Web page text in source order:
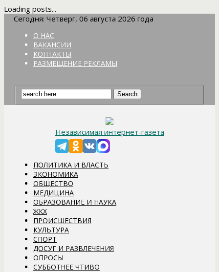
Loading posts...
Сегодня: Четверг, 06 августа 2026 года
О НАС
ВАКАНСИИ
КОНТАКТЫ
РАЗМЕЩЕНИЕ РЕКЛАМЫ
Независимая интернет-газета
ПОЛИТИКА И ВЛАСТЬ
ЭКОНОМИКА
ОБЩЕСТВО
МЕДИЦИНА
ОБРАЗОВАНИЕ И НАУКА
ЖКХ
ПРОИСШЕСТВИЯ
КУЛЬТУРА
СПОРТ
ДОСУГ И РАЗВЛЕЧЕНИЯ
ОПРОСЫ
СУББОТНЕЕ ЧТИВО